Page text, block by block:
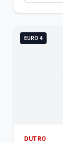
EURO 4
DUTRO